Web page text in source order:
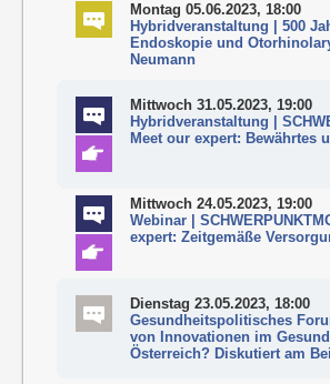
Montag 05.06.2023, 18:00
Hybridveranstaltung | 500
Endoskopie und
Neumann
Mittwoch 31.05.2023, 19:00
Hybridveranstaltung |
Meet our expert: Bewährtes
Mittwoch 24.05.2023, 19:00
Webinar |
expert: Zeitgemäße
Dienstag 23.05.2023, 18:00
Gesundheitspolitisches
von Innovationen im
Österreich? Diskutiert am